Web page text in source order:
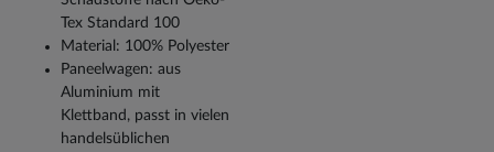
Tex Standard 100
Material: 100% Polyester
Paneelwagen: aus
Aluminium mit
Klettband, passt in vielen
handelsüblichen